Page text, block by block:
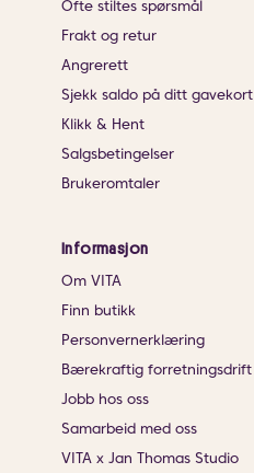
Ofte stiltes spørsmål
Frakt og retur
Angrerett
Sjekk saldo på ditt gavekort
Klikk & Hent
Salgsbetingelser
Brukeromtaler
Informasjon
Om VITA
Finn butikk
Personvernerklæring
Bærekraftig forretningsdrift
Jobb hos oss
Samarbeid med oss
VITA x Jan Thomas Studio